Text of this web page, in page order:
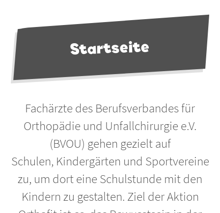
Startseite
Fachärzte des Berufsverbandes für
Orthopädie und Unfallchirurgie e.V.
(BVOU) gehen gezielt auf
Schulen, Kindergärten und Sportvereine
zu, um dort eine Schulstunde mit den
Kindern zu gestalten. Ziel der Aktion